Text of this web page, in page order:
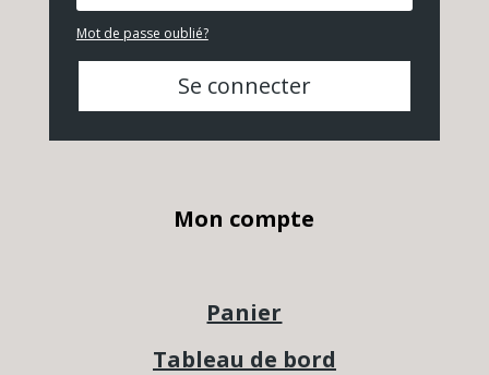
Mot de passe oublié?
Se connecter
Mon compte
Panier
Tableau de bord